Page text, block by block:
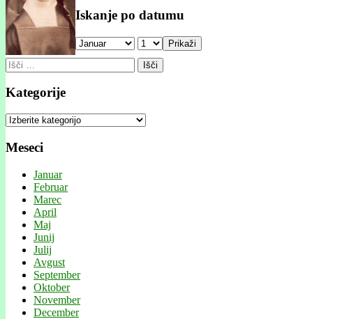
Iskanje po datumu
Prikaži
Išči:
Kategorije
Kategorije
Meseci
Januar
Februar
Marec
April
Maj
Junij
Julij
Avgust
September
Oktober
November
December